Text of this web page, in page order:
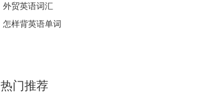
外贸英语词汇
怎样背英语单词
热门推荐